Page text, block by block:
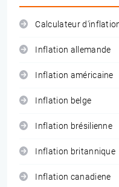
Calculateur
Inflation allemande
Inflation américaine
Inflation belge
Inflation brésilienne
Inflation britannique
Inflation canadiene